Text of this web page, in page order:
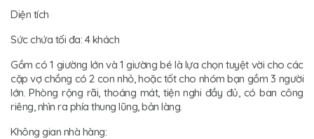
Diện tích
Sức chứa tối đa: 4 khách
Gồm có 1 giường lớn và 1 giường bé là lựa chọn tuyệt vời cho các
cặp vợ chồng có 2 con nhỏ, hoặc tốt cho nhóm bạn gồm 3 người
lớn. Phòng rộng rãi, thoáng mát, tiện nghi đầy đủ, có ban công
riêng, nhìn ra phía thung lũng, bản làng.
Không gian nhà hàng: